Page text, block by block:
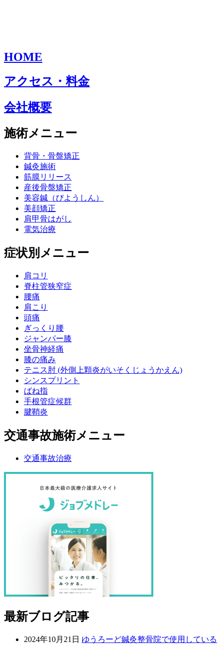
HOME
アクセス・料金
会社概要
施術メニュー
背骨・骨盤矯正
鍼灸施術
筋膜リリース
産後骨盤矯正
美容鍼（びようしん）
美顔矯正
肩甲骨はがし
電気治療
症状別メニュー
肩コリ
脊柱管狭窄症
腰痛
肩こり
頭痛
ぎっくり腰
ジャンパー膝
坐骨神経痛
膝の痛み
テニス肘 (外側上顆炎がいそくじょうかえん)
シンスプリント
ばね指
手根管症候群
腱鞘炎
交通事故施術メニュー
交通事故治療
最新ブログ記事
2024年10月21日 ゆうろーど鍼灸整骨院で使用している